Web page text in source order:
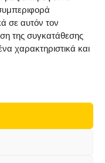
σε αυτόν τον
της συγκατάθεσης
χαρακτηριστικά και